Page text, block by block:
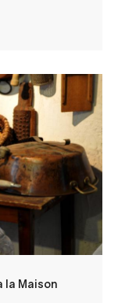
corridors. To
part in a
la Maison